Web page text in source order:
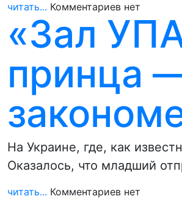
читать... Комментариев нет
«Зал
принца
На Украине, где, как
Оказалось, что младший
читать... Комментариев нет